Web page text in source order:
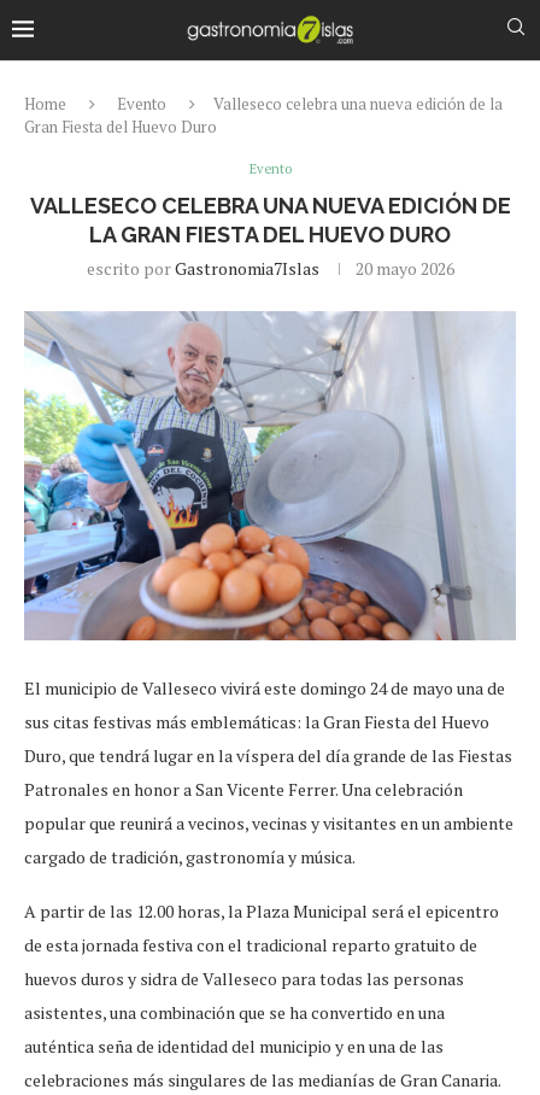
Home Evento
Valleseco celebra una nueva edición de la
Gran Fiesta del Huevo Duro
Evento
VALLESECO CELEBRA UNA NUEVA EDICIÓN DE
LA GRAN FIESTA DEL HUEVO DURO
escrito porGastronomia7Islas 20 mayo 2026
El municipio de Valleseco vivirá este domingo 24 de mayo una de
sus citas festivas más emblemáticas: la Gran Fiesta del Huevo
Duro, que tendrá lugar en la víspera del día grande de las Fiestas
Patronales en honor a San Vicente Ferrer. Una celebración
popular que reunirá a vecinos, vecinas y visitantes en un ambiente
cargado de tradición, gastronomía y música.
A partir de las 12.00 horas, la Plaza Municipal será el epicentro
de esta jornada festiva con el tradicional reparto gratuito de
huevos duros y sidra de Valleseco para todas las personas
asistentes, una combinación que se ha convertido en una
auténtica seña de identidad del municipio y en una de las
celebraciones más singulares de las medianías de Gran Canaria.